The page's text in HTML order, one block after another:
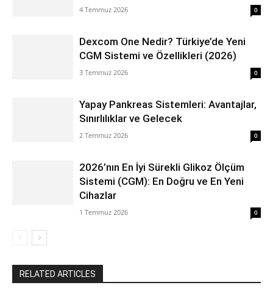
4 Temmuz 2026 0
Dexcom One Nedir? Türkiye’de Yeni
CGM Sistemi ve Özellikleri (2026)
3 Temmuz 2026 0
Yapay Pankreas Sistemleri: Avantajlar,
Sınırlılıklar ve Gelecek
2 Temmuz 2026 0
2026’nın En İyi Sürekli Glikoz Ölçüm
Sistemi (CGM): En Doğru ve En Yeni
Cihazlar
1 Temmuz 2026 0
RELATED ARTICLES